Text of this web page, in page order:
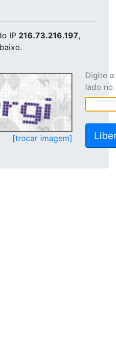
IP 216.73.216.197,
[trocar imagem]
Digite
lado no